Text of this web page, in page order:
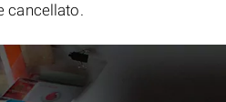
cancellato.